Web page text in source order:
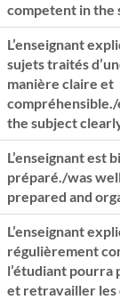
competent in the
L’enseignant
sujets traités
manière claire et
the subject
L’enseignant est
préparé./was
prepared and
L’enseignant
régulièrement
l’étudiant pourra
et retravailler les